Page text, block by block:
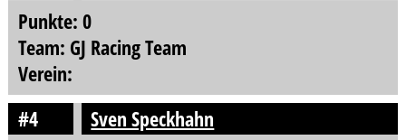
Punkte: 0
Team: GJ Racing Team
Verein:
#4
Sven Speckhahn